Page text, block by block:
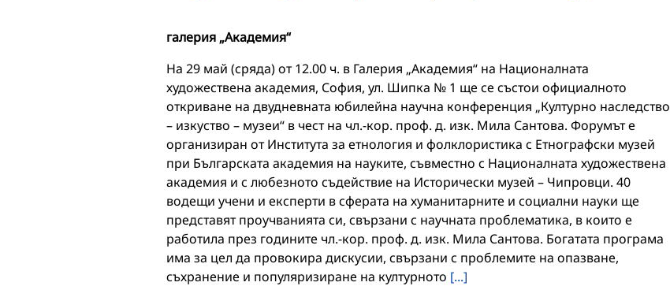
галерия „Академия“
На 29 май (сряда) от 12.00 ч. в Галерия „Академия“ на Националната
художествена академия, София, ул. Шипка № 1 ще се състои официалното
откриване на двудневната юбилейна научна конференция „Културно наследство
– изкуство – музеи“ в чест на чл.-кор. проф. д. изк. Мила Сантова. Форумът е
организиран от Института за етнология и фолклористика с Етнографски музей
при Българската академия на науките, съвместно с Националната художествена
академия и с любезното съдействие на Исторически музей – Чипровци. 40
водещи учени и експерти в сферата на хуманитарните и социални науки ще
представят проучванията си, свързани с научната проблематика, в които е
работила през годините чл.-кор. проф. д. изк. Мила Сантова. Богатата програма
има за цел да провокира дискусии, свързани с проблемите на опазване,
съхранение и популяризиране на културното [...]